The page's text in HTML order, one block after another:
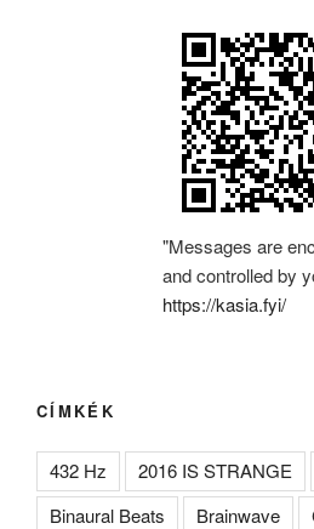
"Messages are
and controlled by
https://kasia.fyi/
CÍMKÉK
432 Hz 2016 IS STRANGE
Binaural Beats
Brainwave